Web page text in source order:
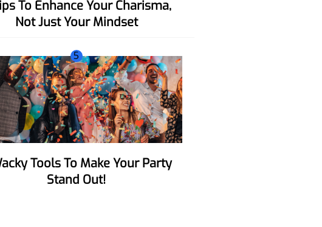
Not Just Your Mindset
5
Stand Out!